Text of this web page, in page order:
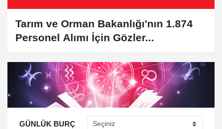
Tarım ve Orman Bakanlığı'nın 1.874
Personel Alımı İçin Gözler...
GÜNLÜK BURÇ